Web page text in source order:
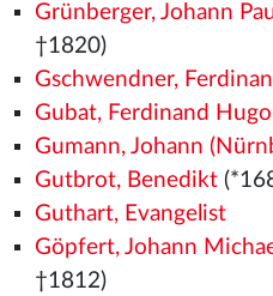
Grünberger, Johann
†1820)
Gschwendner,
Gubat, Ferdinand
Gumann, Johann
Gutbrot, Benedikt
Guthart, Evangelist
Göpfert, Johann
†1812)